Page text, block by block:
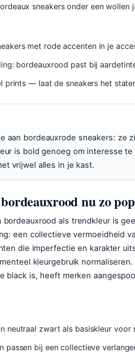
sneakers onder een
met rode accenten in je
bordeauxrood past bij
prints — laat de sneakers het
aan bordeauxrode sneakers: ze
is bold genoeg om interesse
vrijwel alles in je kast.
nu zo
bordeauxrood als trendkleur is
een collectieve vermoeidheid
die imperfectie en karakter
kleurgebruik
black is, heeft merken
neutraal zwart als basiskleur voor
passen bij een collectieve